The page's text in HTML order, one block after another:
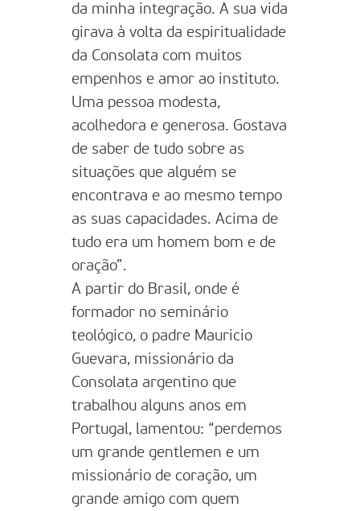
da minha integração. A sua vida
girava à volta da espiritualidade
da Consolata com muitos
empenhos e amor ao instituto.
Uma pessoa modesta,
acolhedora e generosa. Gostava
de saber de tudo sobre as
situações que alguém se
encontrava e ao mesmo tempo
as suas capacidades. Acima de
tudo era um homem bom e de
oração”.
A partir do Brasil, onde é
formador no seminário
teológico, o padre Mauricio
Guevara, missionário da
Consolata argentino que
trabalhou alguns anos em
Portugal, lamentou: “perdemos
um grande gentlemen e um
missionário de coração, um
grande amigo com quem